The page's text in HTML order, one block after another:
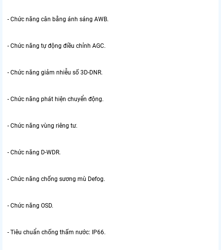
- Chức năng cân bằng ánh sáng AWB.
- Chức năng tự động điều chỉnh AGC.
- Chức năng giảm nhiễu số 3D-DNR.
- Chức năng phát hiện chuyển động.
- Chức năng vùng riêng tư.
- Chức năng D-WDR.
- Chức năng chống sương mù Defog.
- Chức năng OSD.
- Tiêu chuẩn chống thấm nước: IP66.